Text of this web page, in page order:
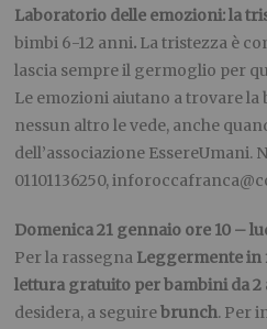
Laboratorio delle emozioni: la
bimbi 6-12 anni. La tristezza è
lascia sempre il germoglio per
Le emozioni aiutano a trovare la
nessun altro le vede, anche
dell’associazione EssereUmani.
01101136250,
Domenica 21 gennaio ore 10 –
Per la rassegna Leggermente in
lettura gratuito per bambini da 2
desidera, a seguirebrunch. Per